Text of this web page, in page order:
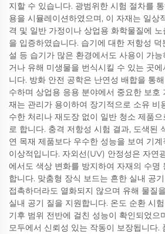
지할 수 있습니다. 광범위한 시험 절차를
용을 시뮬레이션하였으며, 이 자재는 일상
격 및 일반 가정이나 상업용 화학물질에
을 입증하였습니다. 습기에 대한 저항성 덕
설 등 습기가 많은 환경에서도 사용이 가
거나 유해 미생물을 번식시킬 수 있는 곳
니다. 방화 안전 공학은 난연성 배합을 통
수하며 상업용 응용 분야에서 중요한 보호
재는 관리가 용이하여 장기적으로 소유 비
수한 처리나 재도장 없이 일반 청소 제품
로 합니다. 충격 저항성 시험 결과, 도색된
연 목재 제품보다 우수한 성능을 보여 기
이상적입니다. 자외선(UV) 안정성은 자연
에서도 색상 변화를 방지하여 자재의 수명
합니다. 맞춤형 장식 보드는 흔한 실내 공
접촉하더라도 열화되지 않으며 유해 물질
실내 공기 질을 지원합니다. 온도 순환 시
기후 범위 전반에 걸친 성능이 확인되었으
모두에서 신뢰성 있는 작동이 보장됩니다.